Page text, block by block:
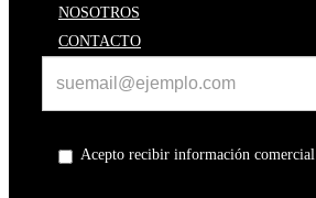
NOSOTROS
CONTACTO
Acepto recibir información comercial